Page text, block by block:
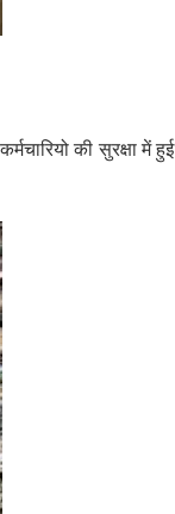
की सुरक्षा में हुई